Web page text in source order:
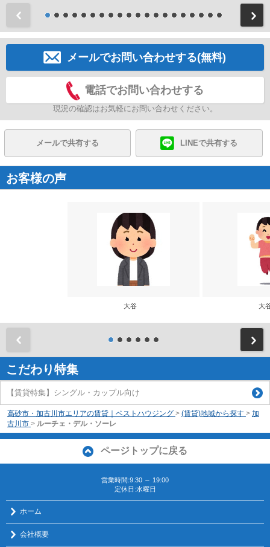
メールでお問い合わせする(無料)
電話でお問い合わせする
現況の確認はお気軽にお問い合わせください。
メールで共有する LINEで共有する
お客様の声
大谷 大
こだわり特集
【賃貸特集】シングル・カップル向け
高砂市・加古川市エリアの賃貸｜ベストハウジング > (賃貸)地域から探す > 加
古川市 > ルーチェ・デル・ソーレ
ページトップに戻る
営業時間:9:30 ～ 19:00
定休日:水曜日
ホーム
会社概要